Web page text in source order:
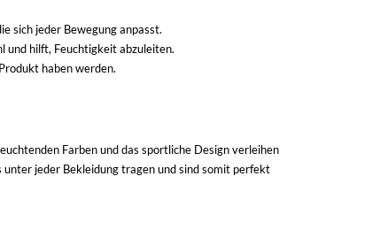
sich jeder Bewegung anpasst.
und hilft, Feuchtigkeit abzuleiten.
haben werden.
Farben und das sportliche Design verleihen
unter jeder Bekleidung tragen und sind somit perfekt